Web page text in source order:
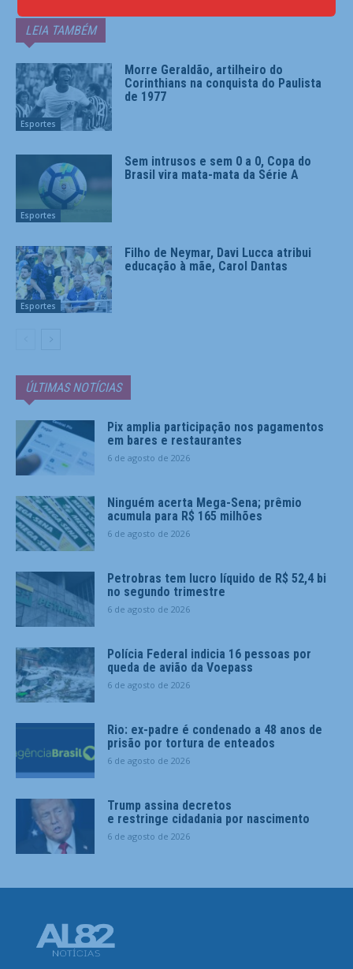
LEIA TAMBÉM
Esportes
Morre Geraldão, artilheiro do
Corinthians na conquista do Paulista
de 1977
Esportes
Sem intrusos e sem 0 a 0, Copa do
Brasil vira mata-mata da Série A
Esportes
Filho de Neymar, Davi Lucca atribui
educação à mãe, Carol Dantas
ÚLTIMAS NOTÍCIAS
Pix amplia participação nos pagamentos
em bares e restaurantes
6 de agosto de 2026
Ninguém acerta Mega-Sena; prêmio
acumula para R$ 165 milhões
6 de agosto de 2026
Petrobras tem lucro líquido de R$ 52,4 bi
no segundo trimestre
6 de agosto de 2026
Polícia Federal indicia 16 pessoas por
queda de avião da Voepass
6 de agosto de 2026
Rio: ex-padre é condenado a 48 anos de
prisão por tortura de enteados
6 de agosto de 2026
Trump assina decretos
e restringe cidadania por nascimento
6 de agosto de 2026